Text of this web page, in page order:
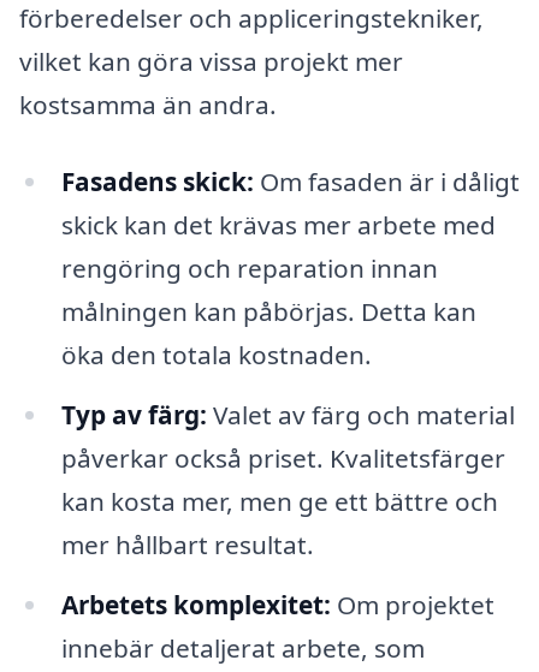
förberedelser och appliceringstekniker,
vilket kan göra vissa projekt mer
kostsamma än andra.
Fasadens skick: Om fasaden är i dåligt
skick kan det krävas mer arbete med
rengöring och reparation innan
målningen kan påbörjas. Detta kan
öka den totala kostnaden.
Typ av färg: Valet av färg och material
påverkar också priset. Kvalitetsfärger
kan kosta mer, men ge ett bättre och
mer hållbart resultat.
Arbetets komplexitet: Om projektet
innebär detaljerat arbete, som